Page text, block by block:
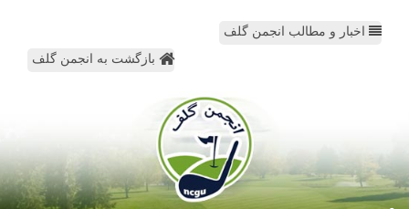
اخبار و مطالب انجمن گلف
بازگشت به انجمن گلف